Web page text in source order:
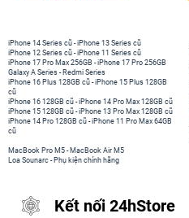
iPhone 14 Series cũ -iPhone 13 Series cũ
iPhone 12 Series cũ -iPhone 11 Series cũ
iPhone 17 Pro Max 256GB -iPhone 17 Pro 256GB
Galaxy A Series - Redmi Series
iPhone 16 Plus 128GB cũ -iPhone 15 Plus 128GB
cũ
iPhone 16 128GB cũ -iPhone 14 Pro Max 128GB cũ
iPhone 15 128GB cũ -iPhone 13 Pro Max 128GB cũ
iPhone 14 Pro 128GB cũ -iPhone 11 Pro Max 64GB
cũ
MacBook Pro M5 - MacBook Air M5
Loa Sounarc - Phụ kiện chính hãng
Kết nối 24hStore